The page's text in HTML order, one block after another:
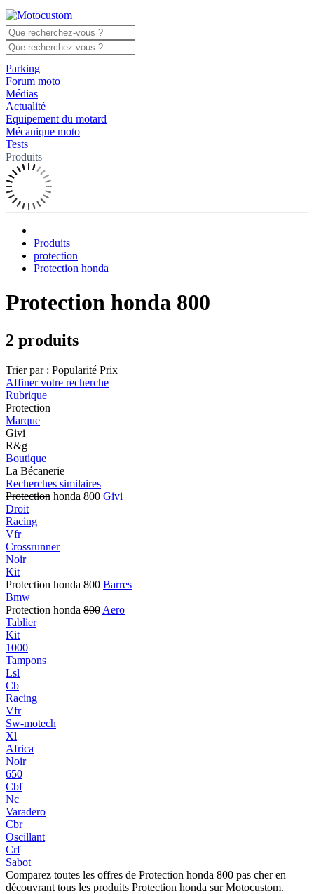
Parking
Forum moto
Médias
Actualité
Equipement du motard
Mécanique moto
Tests
Produits
Produits
protection
Protection honda
Protection honda 800
2 produits
Trier par : Popularité Prix
Affiner votre recherche
Rubrique
Protection
Marque
Givi
R&g
Boutique
La Bécanerie
Recherches similaires
Protection honda 800 Givi
Droit
Racing
Vfr
Crossrunner
Noir
Kit
Protection honda 800 Barres
Bmw
Protection honda 800 Aero
Tablier
Kit
1000
Tampons
Lsl
Cb
Racing
Vfr
Sw-motech
Xl
Africa
Noir
650
Cbf
Nc
Varadero
Cbr
Oscillant
Crf
Sabot
Comparez toutes les offres de Protection honda 800 pas cher en
découvrant tous les produits Protection honda sur Motocustom.